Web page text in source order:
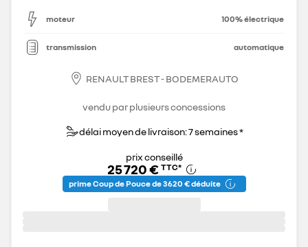
moteur 100% électrique
transmission automatique
RENAULT BREST - BODEMERAUTO
vendu par plusieurs concessions
délai moyen de livraison: 7 semaines *
prix conseillé
25 720 € TTC*
prime Coup de Pouce de 3 620 € déduite